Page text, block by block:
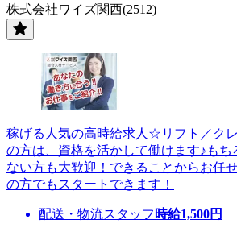
株式会社ワイズ関西(2512)
稼げる人気の高時給求人☆リフト／ク
の方は、資格を活かして働けます♪も
ない方も大歓迎！できることからお任
の方でもスタートできます！
配送・物流スタッフ 時給1,500円